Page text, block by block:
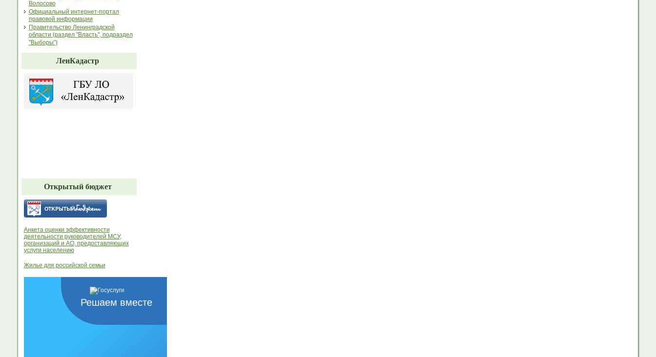
Волосово
Официальный интернет-портал
правовой информации
Правительство Ленинградской
области (раздел "Власть", подраздел
"Выборы")
ЛенКадастр
Открытый бюджет
Анкета оценки эффективности
деятельности руководителей МСУ,
организаций и АО, предоставляющих
услуги населению
Жилье для российской семьи
Решаем вместе